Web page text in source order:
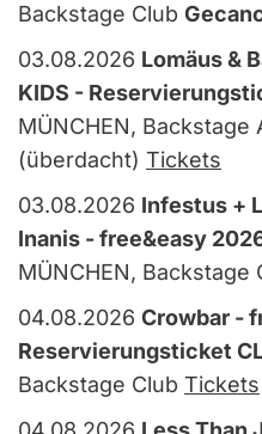
Backstage Club
03.08.2026 Lomäus &
KIDS -
MÜNCHEN, Backstage
(überdacht) Tickets
03.08.2026 Infestus +
Inanis - free&easy
MÜNCHEN, Backstage
04.08.2026 Crowbar -
Reservierungsticket
Backstage Club Tickets